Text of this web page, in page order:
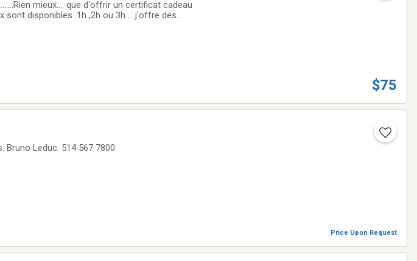
d'offrir un certificat cadeau
sont disponibles .1h ,2h ou 3h ....j'offre des
$75
Voir vidéo. Merci de me téléphoner pour plus de détails. Bruno Leduc. 514 567 7800
Price Upon Request